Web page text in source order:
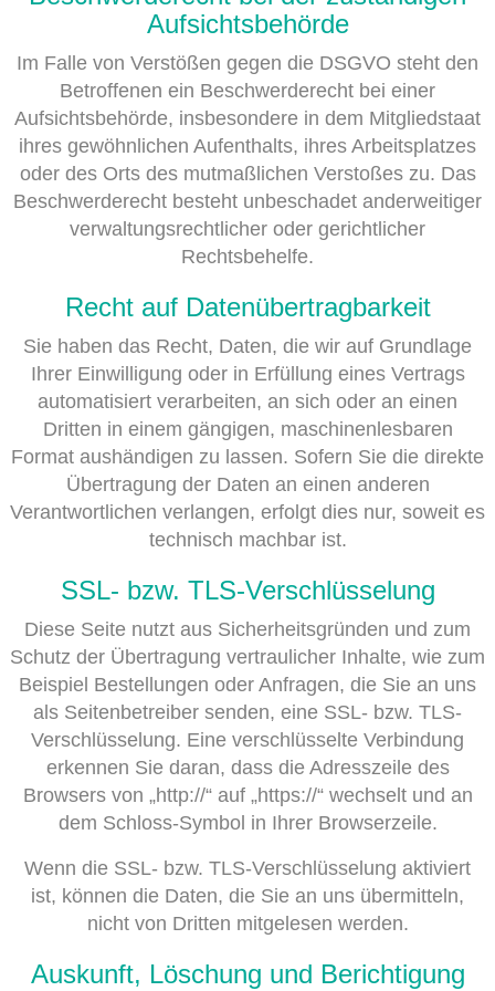
Aufsichtsbehörde
Im Falle von Verstößen gegen die DSGVO steht den
Betroffenen ein Beschwerderecht bei einer
Aufsichtsbehörde, insbesondere in dem Mitgliedstaat
ihres gewöhnlichen Aufenthalts, ihres Arbeitsplatzes
oder des Orts des mutmaßlichen Verstoßes zu. Das
Beschwerderecht besteht unbeschadet anderweitiger
verwaltungsrechtlicher oder gerichtlicher
Rechtsbehelfe.
Recht auf Datenübertragbarkeit
Sie haben das Recht, Daten, die wir auf Grundlage
Ihrer Einwilligung oder in Erfüllung eines Vertrags
automatisiert verarbeiten, an sich oder an einen
Dritten in einem gängigen, maschinenlesbaren
Format aushändigen zu lassen. Sofern Sie die direkte
Übertragung der Daten an einen anderen
Verantwortlichen verlangen, erfolgt dies nur, soweit es
technisch machbar ist.
SSL- bzw. TLS-Verschlüsselung
Diese Seite nutzt aus Sicherheitsgründen und zum
Schutz der Übertragung vertraulicher Inhalte, wie zum
Beispiel Bestellungen oder Anfragen, die Sie an uns
als Seitenbetreiber senden, eine SSL- bzw. TLS-
Verschlüsselung. Eine verschlüsselte Verbindung
erkennen Sie daran, dass die Adresszeile des
Browsers von „http://“ auf „https://“ wechselt und an
dem Schloss-Symbol in Ihrer Browserzeile.
Wenn die SSL- bzw. TLS-Verschlüsselung aktiviert
ist, können die Daten, die Sie an uns übermitteln,
nicht von Dritten mitgelesen werden.
Auskunft, Löschung und Berichtigung